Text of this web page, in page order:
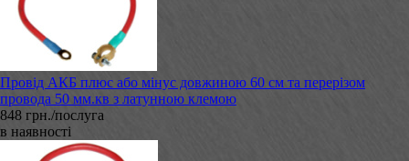
Провід АКБ плюс або мінус довжиною 60 см та перерізом
провода 50 мм.кв з латунною клемою
848 грн./послуга
в наявності